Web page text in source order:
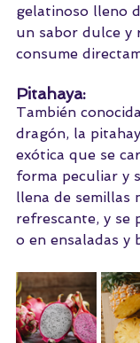
gelatinoso lleno
un sabor dulce y
consume
Pitahaya:
También
dragón, la
exótica que se
forma peculiar y
llena de semillas
refrescante, y se
o en ensaladas y